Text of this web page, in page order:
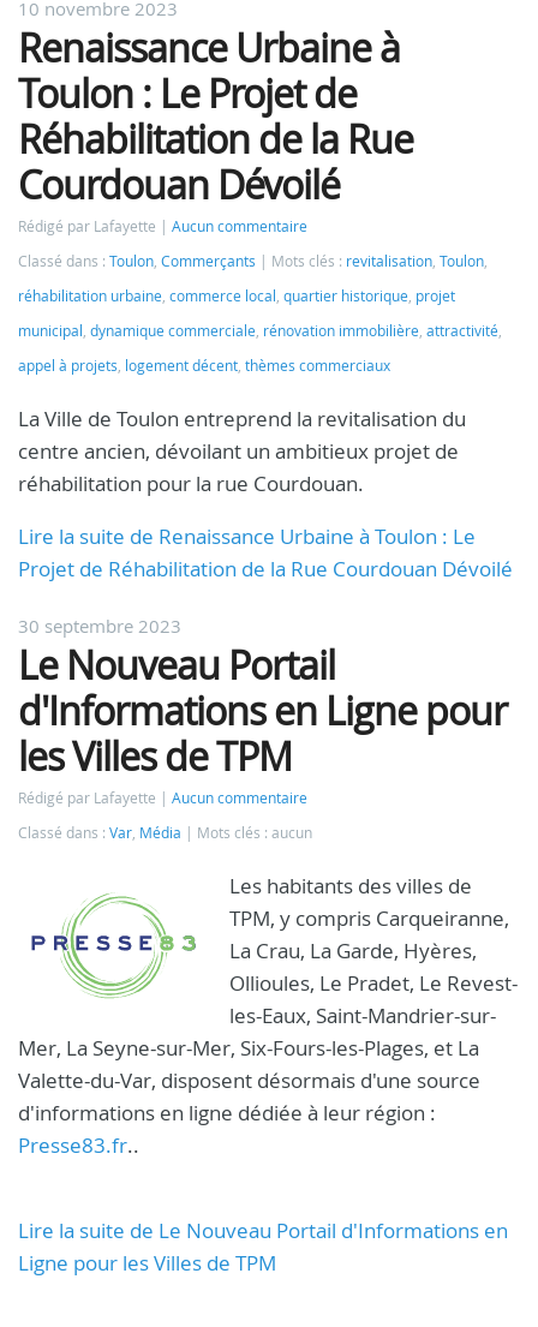
10 novembre 2023
Renaissance Urbaine à
Toulon : Le Projet de
Réhabilitation de la Rue
Courdouan Dévoilé
Rédigé par Lafayette
Aucun commentaire
Classé dans : Toulon, Commerçants Mots clés : revitalisation, Toulon,
réhabilitation urbaine, commerce local , quartier historique, projet
municipal , dynamique commerciale, rénovation immobilière, attractivité,
appel à projets, logement décent, thèmes commerciaux
La Ville de Toulon entreprend la revitalisation du
centre ancien, dévoilant un ambitieux projet de
réhabilitation pour la rue Courdouan.
Lire la suite de Renaissance Urbaine à Toulon : Le
Projet de Réhabilitation de la Rue Courdouan Dévoilé
30 septembre 2023
Le Nouveau Portail
d'Informations en Ligne pour
les Villes de TPM
Rédigé par Lafayette
Aucun commentaire
Classé dans : Var, Média Mots clés : aucun
Les habitants des villes de
TPM, y compris Carqueiranne,
La Crau, La Garde, Hyères,
Ollioules, Le Pradet, Le Revest-
les-Eaux, Saint-Mandrier-sur-
Mer, La Seyne-sur-Mer, Six-Fours-les-Plages, et La
Valette-du-Var, disposent désormais d'une source
d'informations en ligne dédiée à leur région :
Presse83.fr..
Lire la suite de Le Nouveau Portail d'Informations en
Ligne pour les Villes de TPM